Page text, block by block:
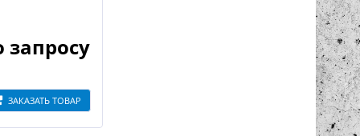
запросу
ЗАКАЗАТЬ ТОВАР